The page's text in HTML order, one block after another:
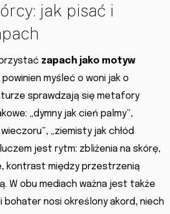
jak pisać i
zapach jako motyw
myśleć o woni jak o
sprawdzają się metafory
„dymny jak cień palmy”,
„ziemisty jak chłód
jest rytm: zbliżenia na skórę,
kontrast między przestrzenią
W obu mediach ważna jest także
bohater nosi określony akord, niech